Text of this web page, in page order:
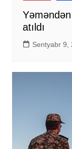
atıldı
Sentyabr 9,